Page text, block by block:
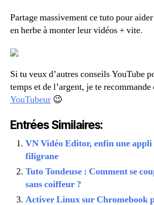
Partage massivement ce tuto pour
en herbe à monter leur vidéos + vite.
Si tu veux d’autres conseils YouTube
temps et de l’argent, je te recommande
YouTubeur 😉
Entrées Similaires:
VN Vidéo Editor, enfin une appli
filigrane
Tuto Tondeuse : Comment se
sans coiffeur ?
Activer Linux sur Chromebook